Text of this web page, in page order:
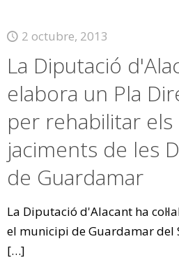
2 octubre, 2013
La Diputació
elabora un Pla
per rehabilitar els
jaciments de les
de Guardamar
La Diputació d'Alacant ha
el municipi de Guardamar del
[…]